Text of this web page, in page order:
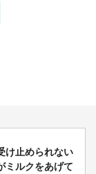
け止められない
ミルクをあげて